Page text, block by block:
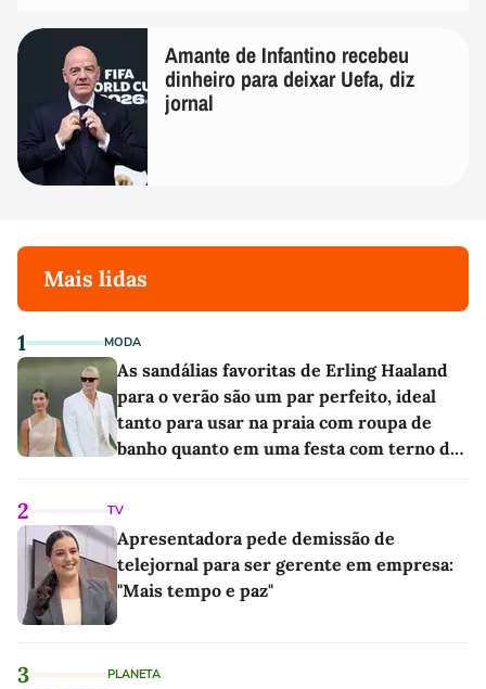
Amante de Infantino recebeu
dinheiro para deixar Uefa, diz
jornal
Mais lidas
1 MODA
As sandálias favoritas de Erling Haaland
para o verão são um par perfeito, ideal
tanto para usar na praia com roupa de
banho quanto em uma festa com terno de
2 TV
Apresentadora pede demissão de
telejornal para ser gerente em empresa:
"Mais tempo e paz"
3 PLANETA